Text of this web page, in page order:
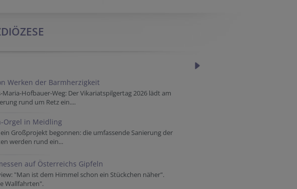
Werken der Barmherzigkeit
Hofbauer-Weg: Der Vikariatspilgertag 2026 lädt am
rund um Retz ein....
Orgel in Meidling
Großprojekt begonnen: die umfassende Sanierung der
werden rund ein...
auf Österreichs Gipfeln
"Man ist dem Himmel schon ein Stückchen näher".
Wallfahrten".